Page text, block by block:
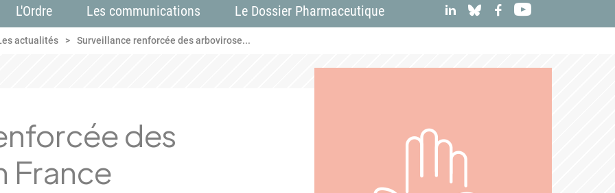
L'Ordre Les communications Le Dossier Pharmaceutique linkedInBlueskyFacebook
actualités Surveillance renforcée des arbovirose...
des
France